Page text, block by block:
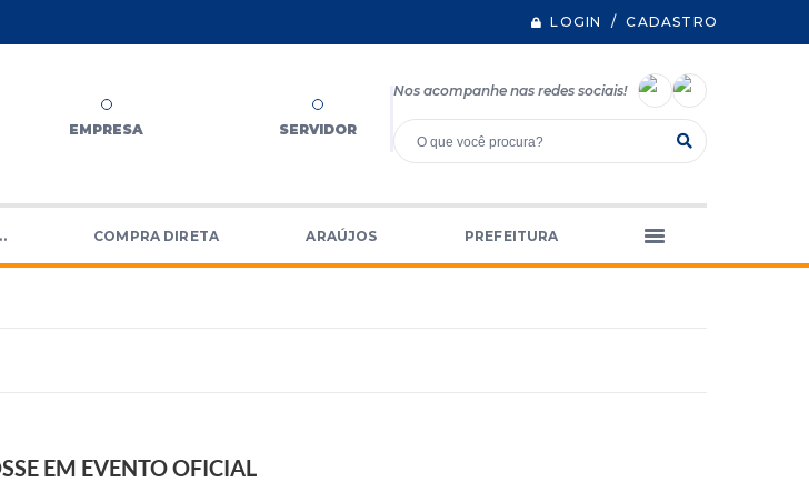
LOGIN / CADASTRO
EMPRESA SERVIDOR
Nos acompanhe nas redes sociais!
COMPRA DIRETA ARAÚJOS PREFEITURA
EM EVENTO OFICIAL